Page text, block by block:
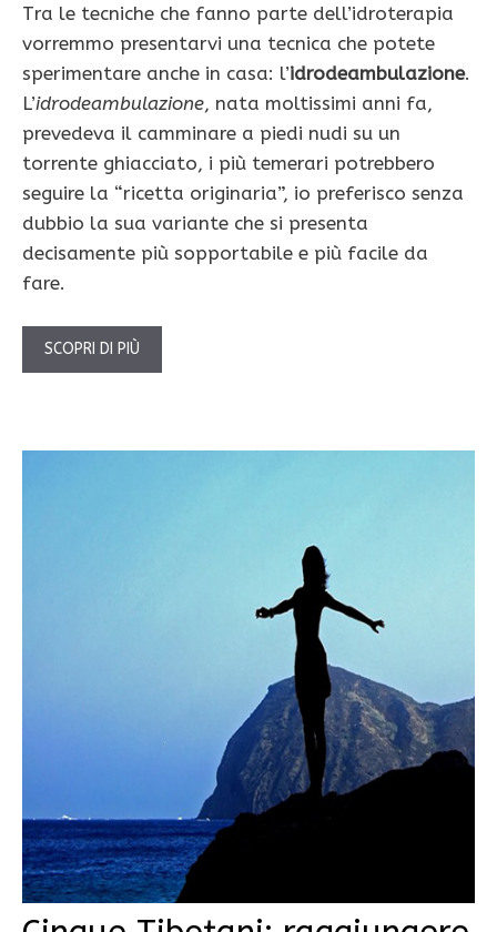
Tra le tecniche che fanno parte dell’idroterapia
vorremmo presentarvi una tecnica che potete
sperimentare anche in casa: l’idrodeambulazione.
L’idrodeambulazione, nata moltissimi anni fa,
prevedeva il camminare a piedi nudi su un
torrente ghiacciato, i più temerari potrebbero
seguire la “ricetta originaria”, io preferisco senza
dubbio la sua variante che si presenta
decisamente più sopportabile e più facile da
fare.
SCOPRI DI PIÙ